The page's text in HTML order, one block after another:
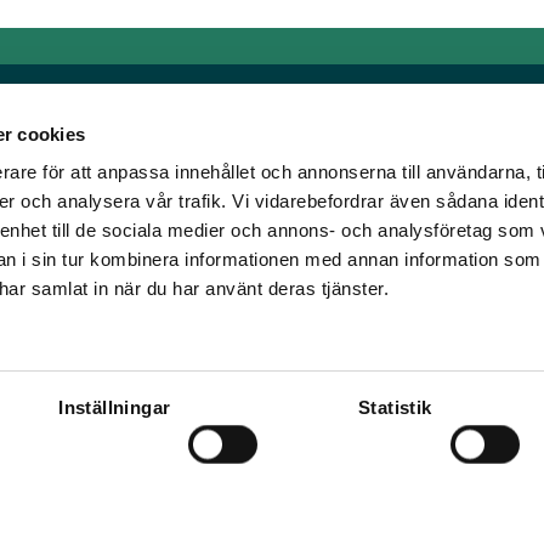
cookies
för att anpassa innehållet och annonserna till användarna,
och analysera vår trafik. Vi vidarebefordrar även sådana
till de sociala medier och annons- och analysföretag som
i sin tur kombinera informationen med annan information
samlat in när du har använt deras tjänster.
Inställningar Statistik
älskar trav!
vi skapat en
Länkar
Allmänna auktionsvillkor
Mobilvy
Travronden, Mile Media, Spelvärde, Jokersystemet,